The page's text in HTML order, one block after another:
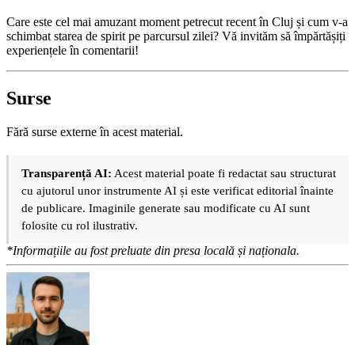
Care este cel mai amuzant moment petrecut recent în Cluj și cum v-a
schimbat starea de spirit pe parcursul zilei? Vă invităm să împărtășiți
experiențele în comentarii!
Surse
Fără surse externe în acest material.
Transparență AI: Acest material poate fi redactat sau structurat
cu ajutorul unor instrumente AI și este verificat editorial înainte
de publicare. Imaginile generate sau modificate cu AI sunt
folosite cu rol ilustrativ.
*Informațiile au fost preluate din presa locală și naționala.